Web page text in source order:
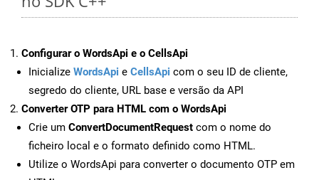
Configurar o WordsApi e o CellsApi
Inicialize WordsApi e CellsApi com o seu ID de cliente,
segredo do cliente, URL base e versão da API
Converter OTP para HTML com o WordsApi
Crie um ConvertDocumentRequest com o nome do
ficheiro local e o formato definido como HTML.
Utilize o WordsApi para converter o documento OTP em